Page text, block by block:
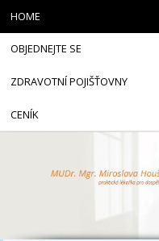
HOME
OBJEDNEJTE SE
ZDRAVOTNÍ POJIŠŤOVNY
CENÍK